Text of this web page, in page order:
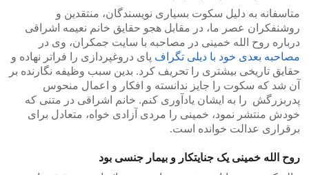
متاسفانه به دلیل سکوت بسیاری نویسندگان، منتقدین و
روشنفکران عصر ما، در مقابل هجو حقایق خانم نعیمه اشراقی
درباره روح الله خمینی در مصاحبه با سایت جمکران، وی در
مصاحبه بعدی خود با دیلی تگراف پای دروغپردازی را فراتر نهاده و
حقایق تاریخی بیشتری را تحریف کرد. بدین سبب وظیفه نگارنده بر
آن شد که سکوت را جایز ندانسته و افکار و اعمال منحوس
پدربزرگش را به ایشان یادآوری کنم. خانم اشراقی در متنی که
خودش منتشر نمود، خمینی را مردی آزادی خواه، متعادل برای
برقراری عدالت خوانده است.
روح الله خمینی یک جنایتکار و بیمار جنسی بود